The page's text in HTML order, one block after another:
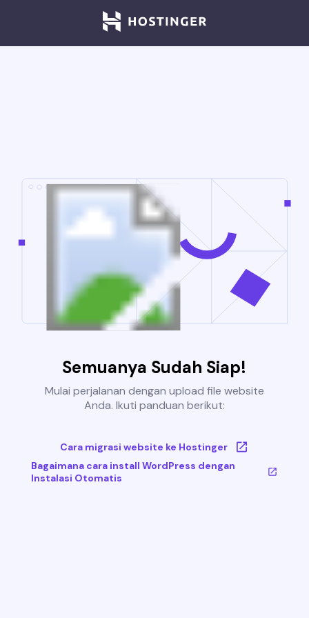
Semuanya Sudah Siap!
Mulai perjalanan dengan upload file website
Anda. Ikuti panduan berikut:
Cara migrasi website ke Hostinger
Bagaimana cara install WordPress dengan
Instalasi Otomatis